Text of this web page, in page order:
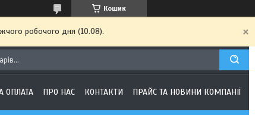
Кошик
робочого дня (10.08).
ОПЛАТА ПРО НАС КОНТАКТИ ПРАЙС ТА НОВИНИ КОМПАНІЇ